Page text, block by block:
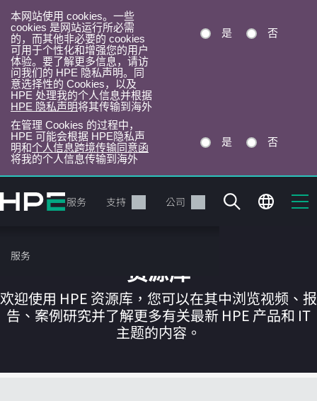
本网站使用 cookies。一些
cookies 是网站运行所必需
的，而其他非必要的 cookies
可用于个性化和增强您的用户
体验。要了解更多信息，请访
问我们的 HPE 隐私声明。同
意选择性的 Cookies，以及
HPE 处理我的个人信息并根据
HPE 隐私声明将其传输到海外
是 否
在管理 Cookies 的过程中，
HPE 可能会根据 HPE隐私声
明和个人信息跨境传输同意函
将我的个人信息传输到海外
是 否
转
到
目
录
产品 服务 支持 公司
服务
您的购物车目前是空的
资源库
欢迎使用 HPE 资源库，您可以在其中浏览视频、报
告、案例研究并了解更多有关最新 HPE 产品和 IT
主题的内容。